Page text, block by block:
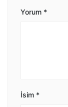
Yorum *
İsim *